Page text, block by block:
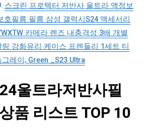
스크린 프로텍터 저반사 울트라 액정보
호필름 필름 삼성 갤럭시S24 액세서리
카메라 렌즈 내충격성 3배 개별
강화유리 케이스 프렌들리 1세트 티
레이, Green _S23 Ultra
울트라저반사필
품 리스트 TOP 10